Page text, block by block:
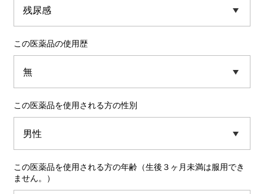
この医薬品の使用歴
この医薬品を使用される方の性別
この医薬品を使用される方の年齢（生後３ヶ月未満は服用でき
ません。）